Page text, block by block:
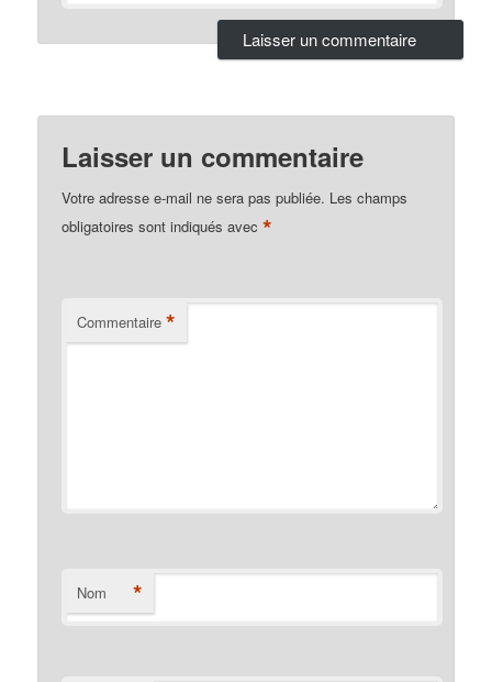
Laisser un commentaire
Votre adresse e-mail ne sera pas publiée. Les champs
obligatoires sont indiqués avec*
Commentaire *
Nom *